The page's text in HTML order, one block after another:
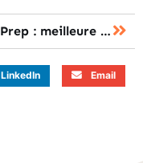
Archi Prep : meilleure prépa en architecture pour 2025
LinkedIn Email